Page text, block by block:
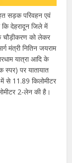
सड़क परिवहन एवं
कि देहरादून जिले में
चौड़ीकरण को लेकर
मंत्री नितिन जयराम
यात्रा आदि के
स्पर) पर यातायात
से 11.89 किलोमीटर
2-लेन की है।